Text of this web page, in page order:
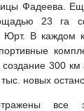
Фадеева.
23 га
В каждом
300 км
новых
все